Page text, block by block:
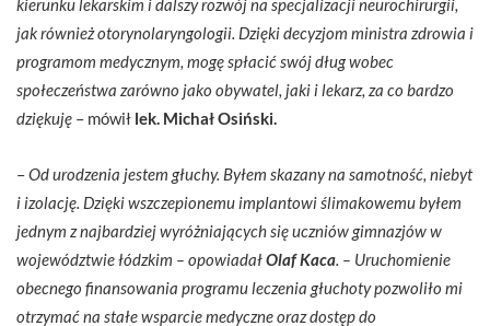
kierunku lekarskim i dalszy rozwój na specjalizacji neurochirurgii,
jak również otorynolaryngologii. Dzięki decyzjom ministra zdrowia i
programom medycznym, mogę spłacić swój dług wobec
społeczeństwa zarówno jako obywatel, jaki i lekarz, za co bardzo
dziękuję – mówił lek. Michał Osiński.
–Od urodzenia jestem głuchy. Byłem skazany na samotność, niebyt
i izolację. Dzięki wszczepionemu implantowi ślimakowemu byłem
jednym z najbardziej wyróżniających się uczniów gimnazjów w
województwie łódzkim – opowiadałOlaf Kaca. – Uruchomienie
obecnego finansowania programu leczenia głuchoty pozwoliło mi
otrzymać na stałe wsparcie medyczne oraz dostęp do